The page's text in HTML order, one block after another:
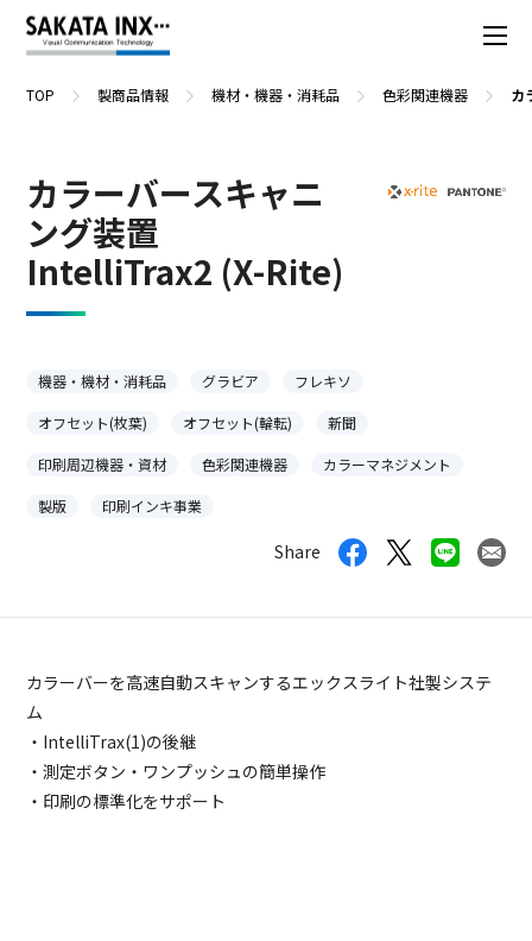
TOP 製商品情報 機材・機器・消耗品 色彩関連機器 カ
カラーバースキャニ
ング装置
IntelliTrax2 (X-Rite)
機器・機材・消耗品 グラビア フレキソ
オフセット(枚葉) オフセット(輪転) 新聞
印刷周辺機器・資材 色彩関連機器 カラーマネジメント
製版 印刷インキ事業
Share
カラーバーを高速自動スキャンするエックスライト社製システ
ム
・IntelliTrax(1)の後継
・測定ボタン・ワンプッシュの簡単操作
・印刷の標準化をサポート